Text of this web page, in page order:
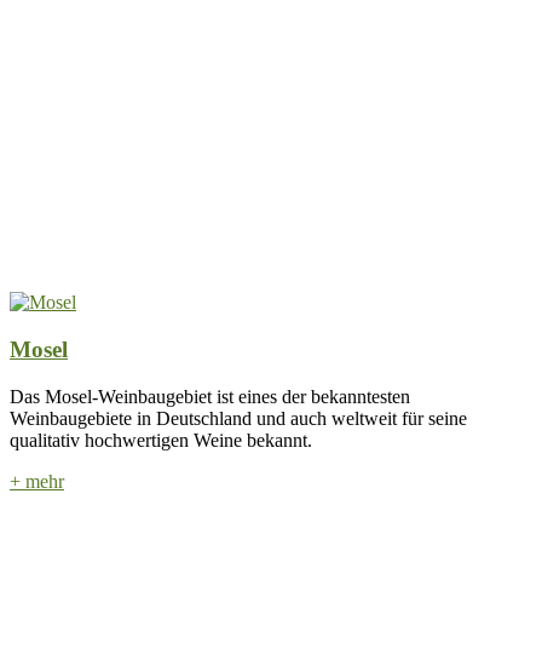
Mosel
Das Mosel-Weinbaugebiet ist eines der bekanntesten
Weinbaugebiete in Deutschland und auch weltweit für seine
qualitativ hochwertigen Weine bekannt.
+ mehr